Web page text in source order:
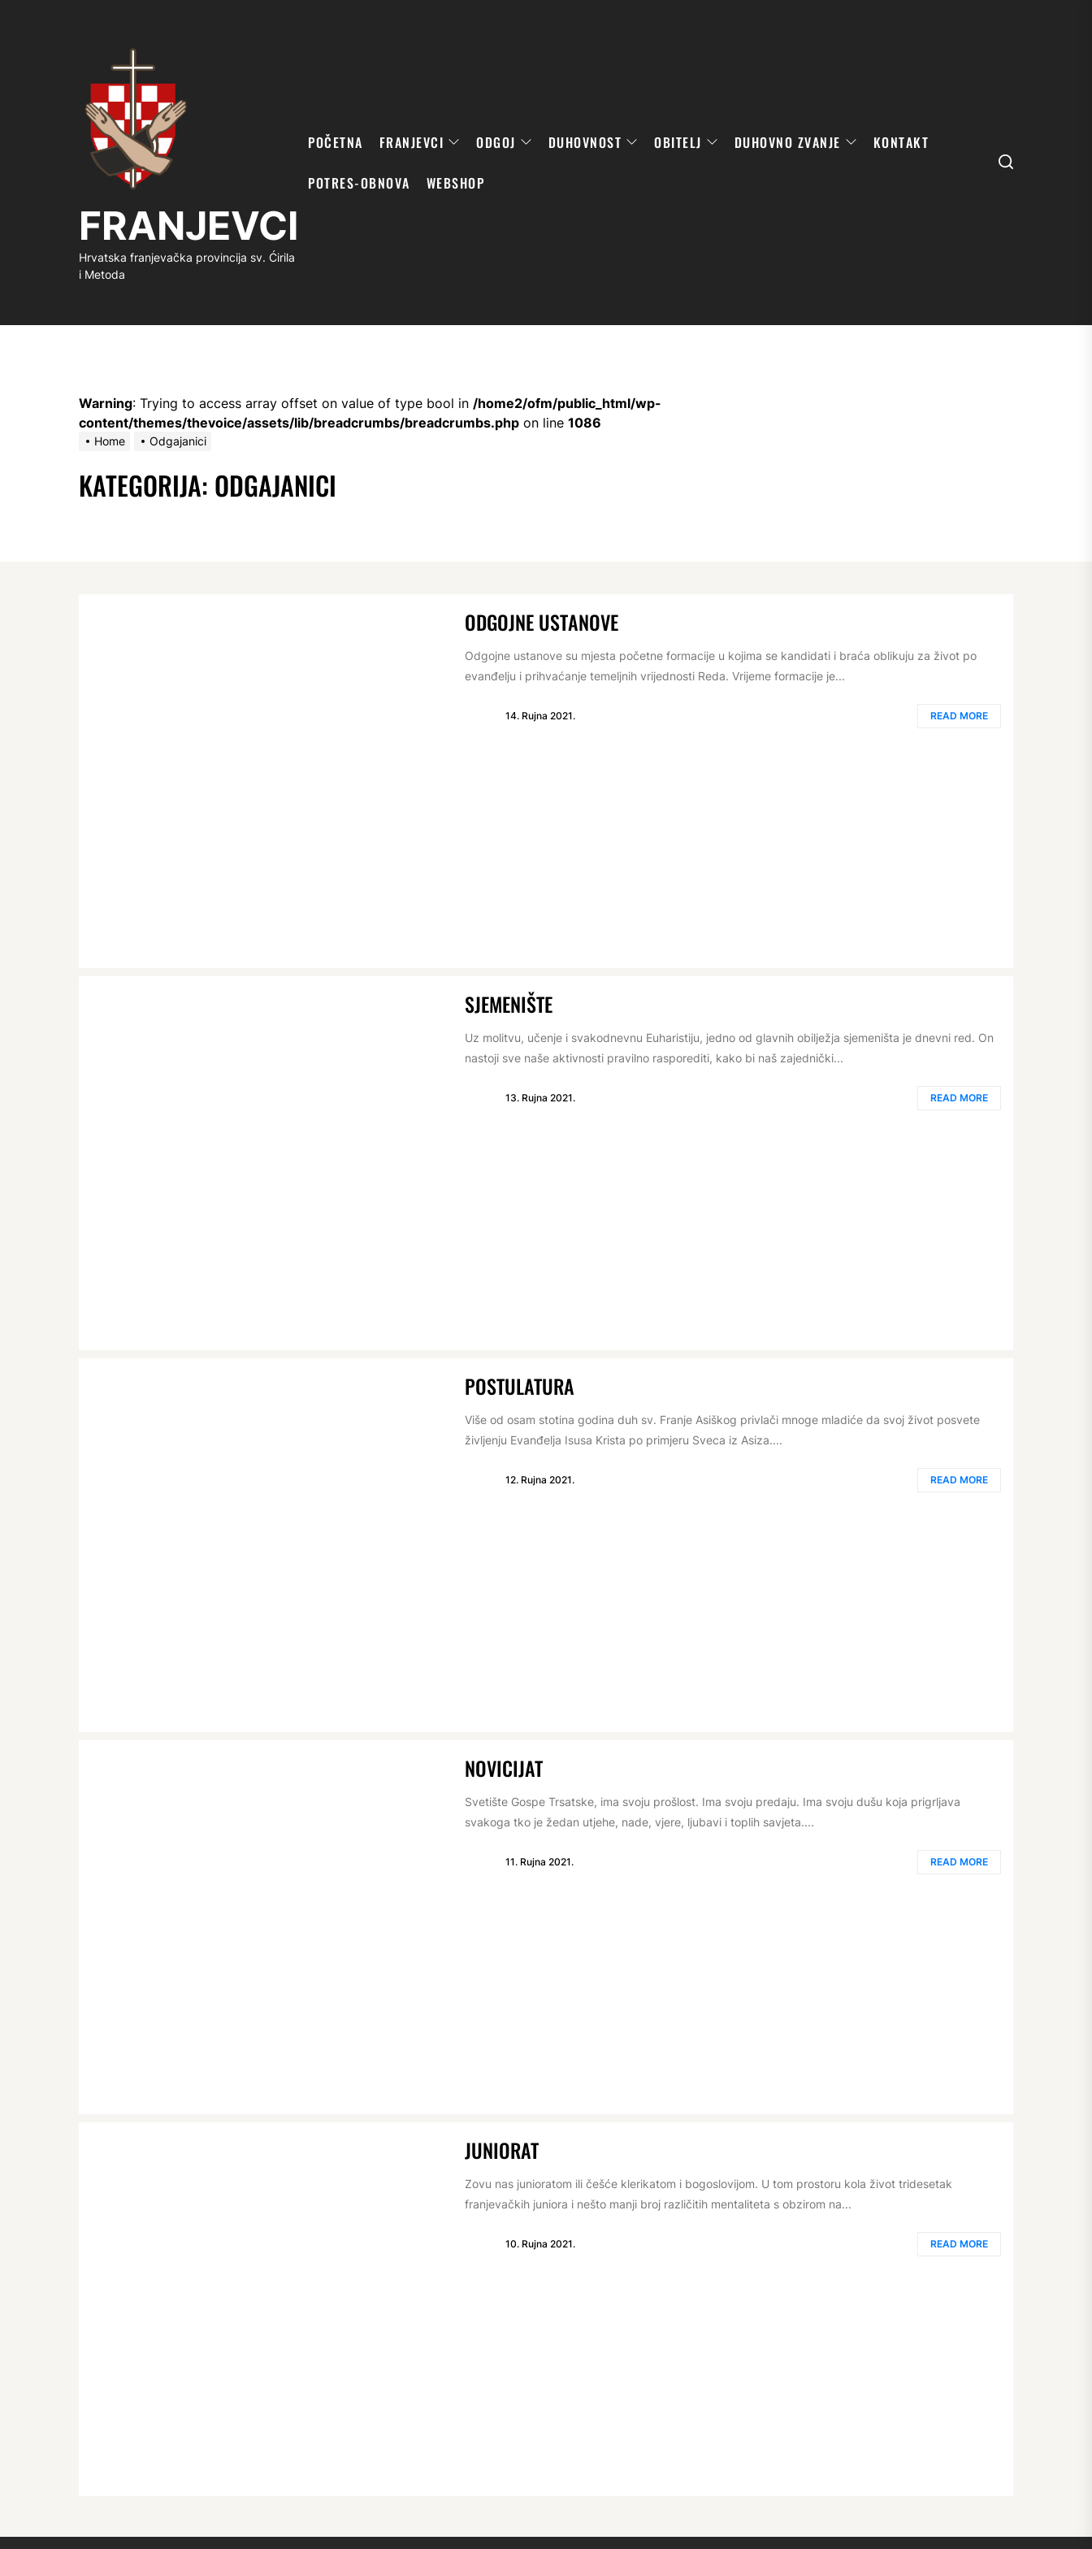
FRANJEVCI
Hrvatska franjevačka provincija sv. Ćirila
i Metoda
POČETNA FRANJEVCI ODGOJ DUHOVNOST OBITELJ DUHOVNO ZVANJE KONTAKT
POTRES-OBNOVA WEBSHOP
Search
Warning: Trying to access array offset on value of type bool in /home2/ofm/public_html/wp-
content/themes/thevoice/assets/lib/breadcrumbs/breadcrumbs.php on line 1086
Home Odgajanici
KATEGORIJA: ODGAJANICI
ODGOJNE USTANOVE
Odgojne ustanove su mjesta početne formacije u kojima se kandidati i braća oblikuju za život po
evanđelju i prihvaćanje temeljnih vrijednosti Reda. Vrijeme formacije je...
14. Rujna 2021. READ MORE
SJEMENIŠTE
Uz molitvu, učenje i svakodnevnu Euharistiju, jedno od glavnih obilježja sjemeništa je dnevni red. On
nastoji sve naše aktivnosti pravilno rasporediti, kako bi naš zajednički...
13. Rujna 2021. READ MORE
POSTULATURA
Više od osam stotina godina duh sv. Franje Asiškog privlači mnoge mladiće da svoj život posvete
življenju Evanđelja Isusa Krista po primjeru Sveca iz Asiza....
12. Rujna 2021. READ MORE
NOVICIJAT
Svetište Gospe Trsatske, ima svoju prošlost. Ima svoju predaju. Ima svoju dušu koja prigrljava
svakoga tko je žedan utjehe, nade, vjere, ljubavi i toplih savjeta....
11. Rujna 2021. READ MORE
JUNIORAT
Zovu nas junioratom ili češće klerikatom i bogoslovijom. U tom prostoru kola život tridesetak
franjevačkih juniora i nešto manji broj različitih mentaliteta s obzirom na...
10. Rujna 2021. READ MORE